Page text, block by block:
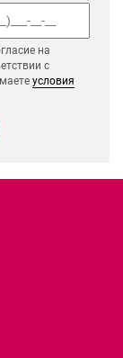
на
с
условия